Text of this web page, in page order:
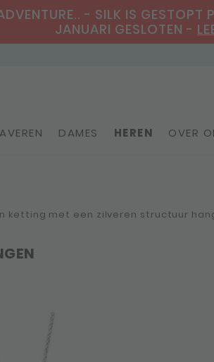
- SILK IS GESTOPT
JANUARI GESLOTEN -
DAMES HEREN OVER
ketting met een zilveren structuur